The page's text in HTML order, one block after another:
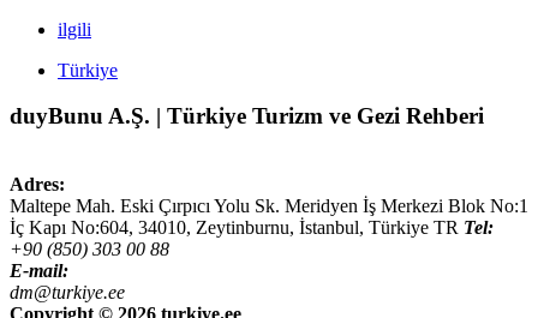
ilgili
Türkiye
duyBunu A.Ş. | Türkiye Turizm ve Gezi Rehberi
Adres:
Maltepe Mah. Eski Çırpıcı Yolu Sk. Meridyen İş Merkezi Blok No:1
İç Kapı No:604, 34010, Zeytinburnu, İstanbul, Türkiye TR Tel:
+90 (850) 303 00 88
E-mail:
dm@turkiye.ee